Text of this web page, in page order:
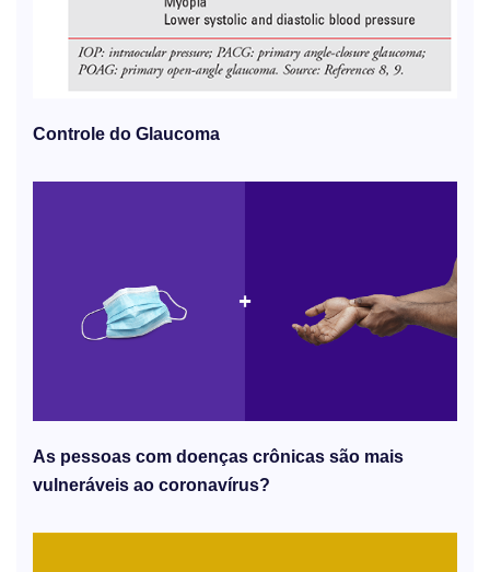
Controle do Glaucoma
As pessoas com doenças crônicas são mais
vulneráveis ​​ao coronavírus?